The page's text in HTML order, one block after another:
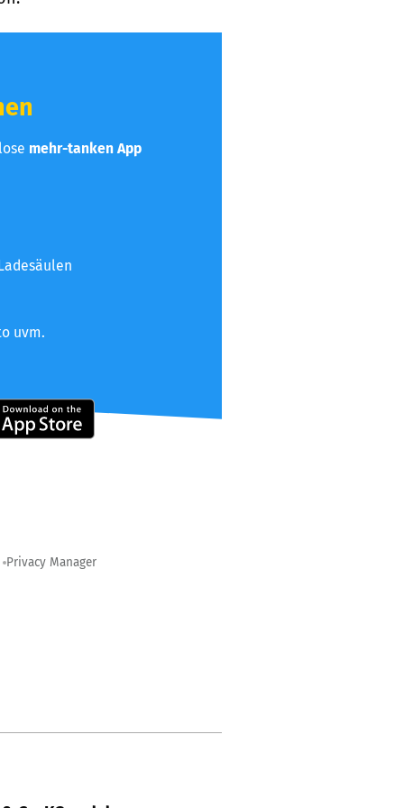
mehr-tanken App
uvm.
Privacy Manager